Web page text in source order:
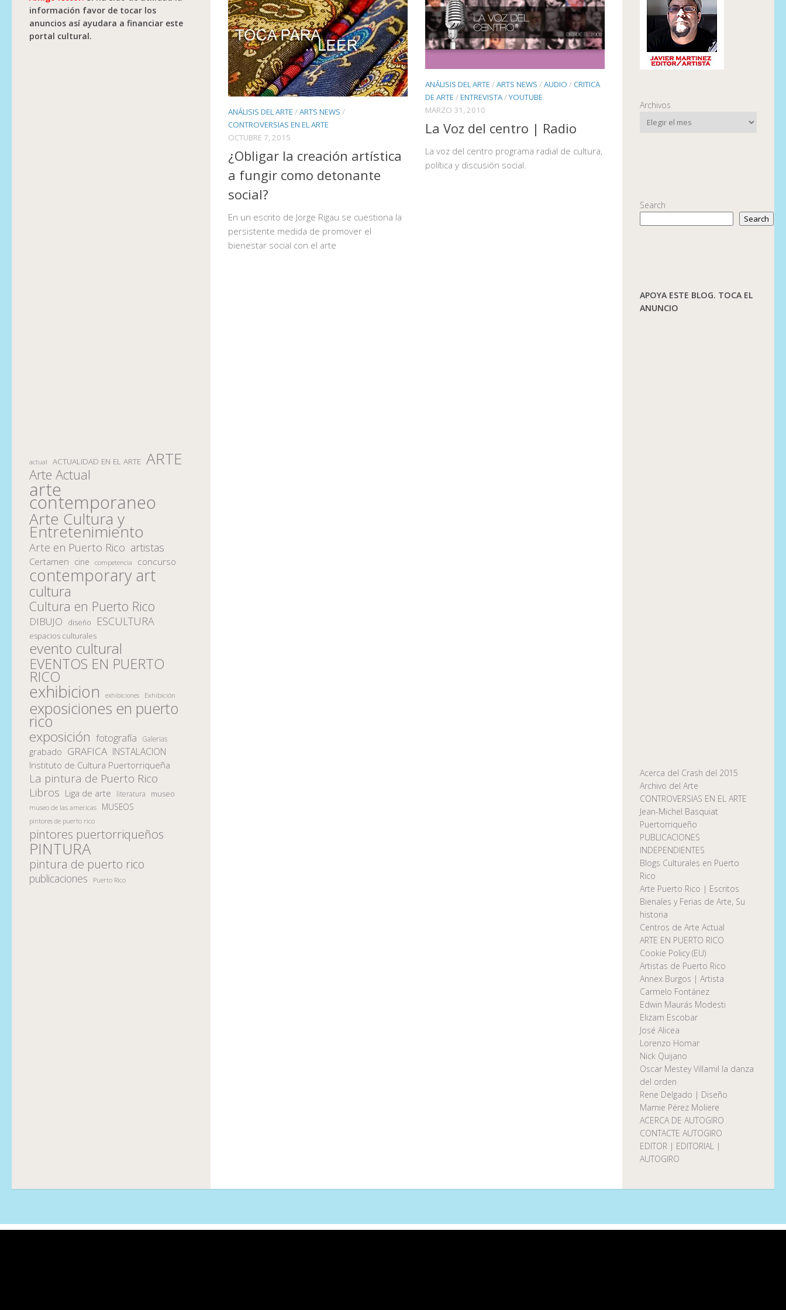
ANÁLISIS DEL ARTE /ARTS NEWS /
CONTROVERSIAS EN EL ARTE
OCTUBRE 7, 2015
¿Obligar la creación artística
a fungir como detonante
social?
En un escrito de Jorge Rigau se cuestiona la
persistente medida de promover el
bienestar social con el arte
ANÁLISIS DEL ARTE /ARTS NEWS /AUDIO /CRITICA
DE ARTE /ENTREVISTA/YOUTUBE
MARZO 31, 2010
La Voz del centro | Radio
La voz del centro programa radial de cultura,
política y discusión social.
información favor de tocar los
anuncios así ayudara a financiar este
portal cultural.
actual ACTUALIDAD EN EL ARTE ARTE
Arte Actual
arte
contemporaneo
Arte Cultura y
Entretenimiento
Arte en Puerto Rico artistas
Certamen cine competencia concurso
contemporary art
cultura
Cultura en Puerto Rico
DIBUJO diseño ESCULTURA
espacios culturales
evento cultural
EVENTOS EN PUERTO
RICO
exhibicion exhibiciones Exhibición
exposiciones en puerto
rico
exposición fotografía Galerias
grabado GRAFICA INSTALACION
Instituto de Cultura Puertorriqueña
La pintura de Puerto Rico
Libros Liga de arte literatura museo
museo de las americas MUSEOS
pintores de puerto rico
pintores puertorriqueños
PINTURA
pintura de puerto rico
publicaciones Puerto Rico
Archivos
Search
Search
APOYA ESTE BLOG. TOCA EL
ANUNCIO
Acerca del Crash del 2015
Archivo del Arte
CONTROVERSIAS EN EL ARTE
Jean-Michel Basquiat
Puertorriqueño
PUBLICACIONES
INDEPENDIENTES
Blogs Culturales en Puerto
Rico
Arte Puerto Rico | Escritos
Bienales y Ferias de Arte, Su
historia
Centros de Arte Actual
ARTE EN PUERTO RICO
Cookie Policy (EU)
Artistas de Puerto Rico
Annex Burgos | Artista
Carmelo Fontánez
Edwin Maurás Modesti
Elizam Escobar
José Alicea
Lorenzo Homar
Nick Quijano
Oscar Mestey Villamil la danza
del orden
Rene Delgado | Diseño
Marnie Pérez Moliere
ACERCA DE AUTOGIRO
CONTACTE AUTOGIRO
EDITOR | EDITORIAL |
AUTOGIRO